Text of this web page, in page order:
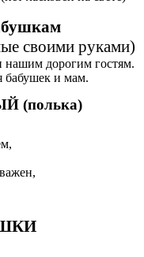
своими руками)
нашим дорогим гостям.
бабушек и мам.
(полька)